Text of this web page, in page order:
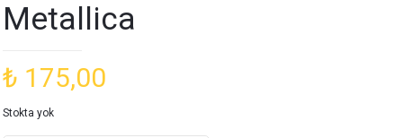
Metallica
₺ 175,00
Stokta yok